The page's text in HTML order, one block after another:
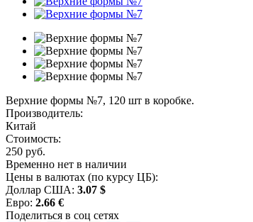
Верхние формы №7, 120 шт в коробке.
Производитель:
Китай
Стоимость:
250 руб.
Временно нет в наличии
Цены в валютах (по курсу ЦБ):
Доллар США: 3.07 $
Евро: 2.66 €
Поделиться в соц сетях